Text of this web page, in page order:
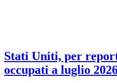
Stati Uniti, per
occupati a luglio